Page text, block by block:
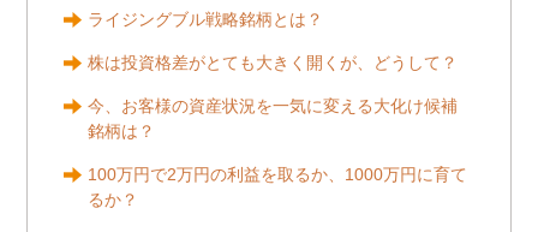
ライジングブル戦略銘柄とは？
株は投資格差がとても大きく開くが、どうして？
今、お客様の資産状況を一気に変える大化け候補
銘柄は？
100万円で2万円の利益を取るか、1000万円に育て
るか？